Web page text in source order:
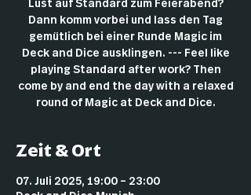
Lust auf Standard zum Feierabend?
Dann komm vorbei und lass den Tag
gemütlich bei einer Runde Magic im
Deck and Dice ausklingen. --- Feel like
playing Standard after work? Then
come by and end the day with a relaxed
round of Magic at Deck and Dice.
Zeit & Ort
07. Juli 2025, 19:00 – 23:00